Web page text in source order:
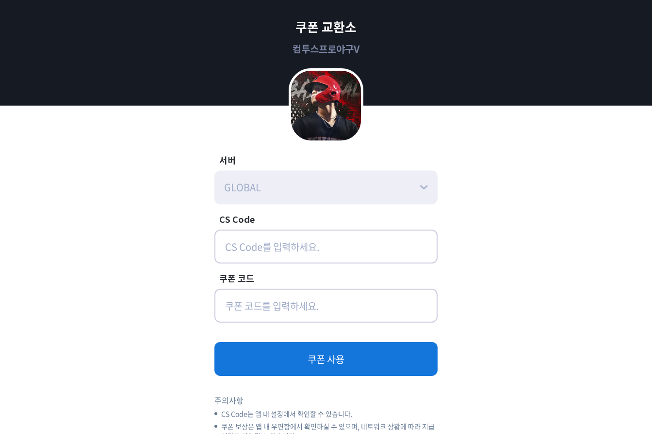
쿠폰 교환소
컴투스프로야구V
서버
GLOBAL
CS Code
쿠폰 코드
쿠폰 사용
주의사항
CS Code는 앱 내 설정에서 확인할 수 있습니다.
쿠폰 보상은 앱 내 우편함에서 확인하실 수 있으며, 네트워크 상황에 따라 지급